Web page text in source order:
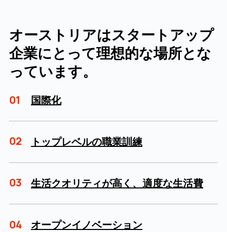
オーストリアはスタートアップ
企業にとって理想的な場所とな
っています。
01 国際化
02 トップレベルの職業訓練
03 生活クオリティが高く、適度な生活費
04 オープンイノベーション